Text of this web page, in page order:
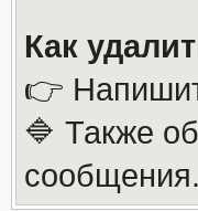
Как
👉
🔷 Также
сообщения.